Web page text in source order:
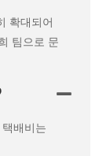
확대되어
팀으로 문
배비는